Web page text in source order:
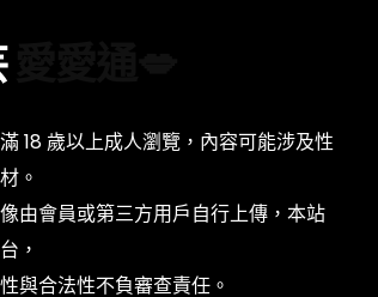
18 歲以上成人瀏覽，內容可能涉及性
。
由會員或第三方用戶自行上傳，本站
，
與合法性不負審查責任。